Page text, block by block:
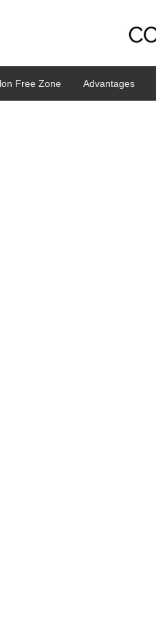
Free Zone Advantages